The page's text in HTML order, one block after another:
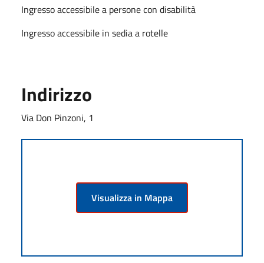
Ingresso accessibile a persone con disabilità
Ingresso accessibile in sedia a rotelle
Indirizzo
Via Don Pinzoni, 1
Visualizza in Mappa